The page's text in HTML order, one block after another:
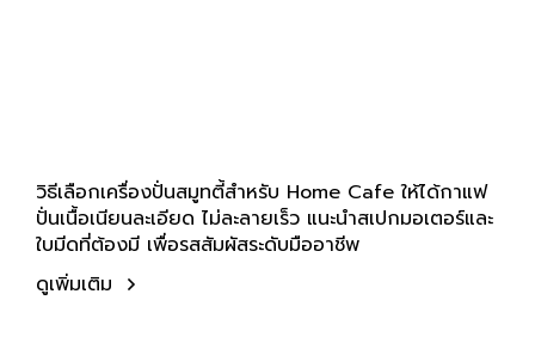
วิธีเลือกเครื่องปั่นสมูทตี้สำหรับ Home Cafe ให้ได้กาแฟ
ปั่นเนื้อเนียนละเอียด ไม่ละลายเร็ว แนะนำสเปกมอเตอร์และ
ใบมีดที่ต้องมี เพื่อรสสัมผัสระดับมืออาชีพ
ดูเพิ่มเติม